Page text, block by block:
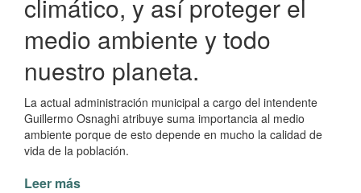
climático, y así proteger el
medio ambiente y todo
nuestro planeta.
La actual administración municipal a cargo del intendente
Guillermo Osnaghi atribuye suma importancia al medio
ambiente porque de esto depende en mucho la calidad de
vida de la población.
Leer más